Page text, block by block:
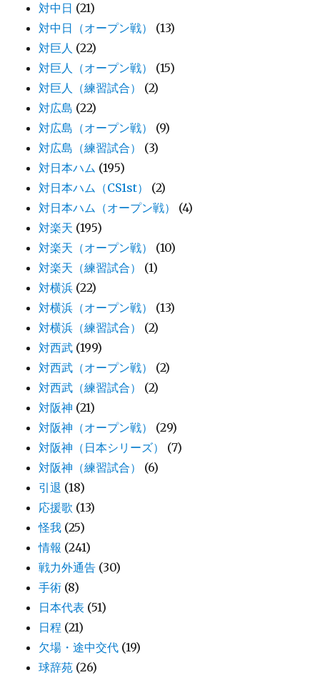
対中日 (21)
対中日（オープン戦）
(13)
対巨人 (22)
対巨人（オープン戦）
(15)
対巨人（練習試合）
(2)
対広島 (22)
対広島（オープン戦）
(9)
対広島（練習試合）
(3)
対日本ハム (195)
対日本ハム（CS1st）
(2)
対日本ハム（オープン戦）
(4)
対楽天 (195)
対楽天（オープン戦）
(10)
対楽天（練習試合）
(1)
対横浜 (22)
対横浜（オープン戦）
(13)
対横浜（練習試合）
(2)
対西武 (199)
対西武（オープン戦）
(2)
対西武（練習試合）
(2)
対阪神 (21)
対阪神（オープン戦）
(29)
対阪神（日本シリーズ）
(7)
対阪神（練習試合）
(6)
引退 (18)
応援歌 (13)
怪我 (25)
情報 (241)
戦力外通告 (30)
手術 (8)
日本代表 (51)
日程 (21)
欠場・途中交代 (19)
球辞苑 (26)